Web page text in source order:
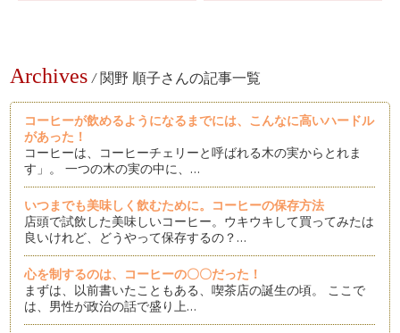
Archives / 関野 順子さんの記事一覧
コーヒーが飲めるようになるまでには、こんなに高いハードル
があった！
コーヒーは、コーヒーチェリーと呼ばれる木の実からとれま
す」。 一つの木の実の中に、…
いつまでも美味しく飲むために。コーヒーの保存方法
店頭で試飲した美味しいコーヒー。ウキウキして買ってみたは
良いけれど、どうやって保存するの？…
心を制するのは、コーヒーの〇〇だった！
まずは、以前書いたこともある、喫茶店の誕生の頃。 ここで
は、男性が政治の話で盛り上…